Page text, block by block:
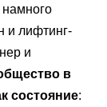
и лифтинг-
и
в
состояние: